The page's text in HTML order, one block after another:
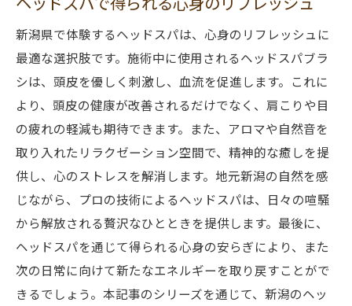
新潟県で体験するヘッドスパは、心身のリフレッシュに
最適な選択肢です。施術中に使用されるヘッドスパブラ
シは、頭皮を優しく刺激し、血流を促進します。これに
より、頭皮の健康が改善されるだけでなく、肩こりや目
の疲れの軽減も期待できます。また、アロマや自然音を
取り入れたリラクゼーション空間で、精神的な癒しを提
供し、心のストレスを解消します。地元新潟の自然を感
じながら、プロの技術によるヘッドスパは、日々の喧騒
から解放される贅沢なひとときを提供します。最後に、
ヘッドスパを通じて得られる心身の安らぎにより、また
次の日常に向けて新たなエネルギーを取り戻すことがで
きるでしょう。本記事のシリーズを通じて、新潟のヘッ